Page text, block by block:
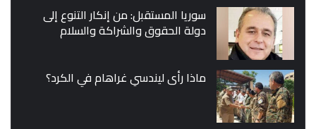
سوريا المستقبل: من إنكار التنوع إلى
دولة الحقوق والشراكة والسلام
ماذا رأى ليندسي غراهام في الكرد؟